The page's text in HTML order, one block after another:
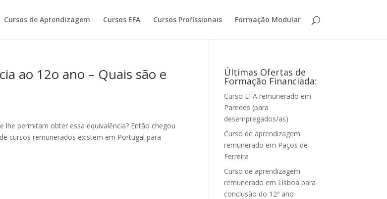
Cursos de Aprendizagem Cursos EFA Cursos Profissionais Formação Modular
ao 12o ano – Quais são e
permitam obter essa equivalência? Então chegou
cursos remunerados existem em Portugal para
Últimas Ofertas de
Formação Financiada:
Curso EFA remunerado em
Paredes (para
desempregados/as)
Curso de aprendizagem
remunerado em Paços de
Ferreira
Curso de aprendizagem
remunerado em Lisboa para
conclusão do 12º ano